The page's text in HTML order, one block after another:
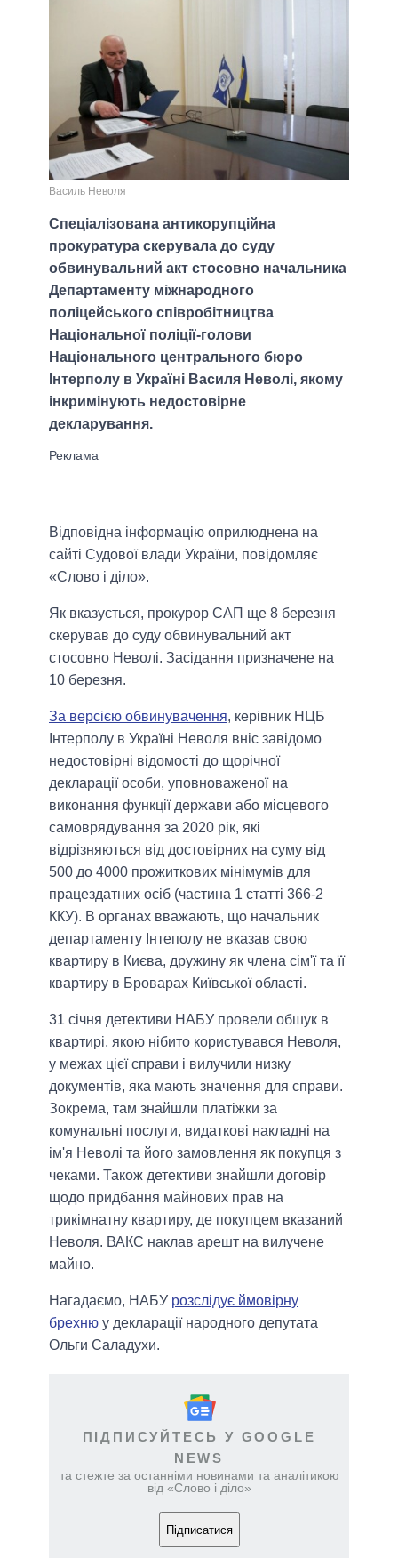
Василь Неволя
Спеціалізована антикорупційна
прокуратура скерувала до суду
обвинувальний акт стосовно начальника
Департаменту міжнародного
поліцейського співробітництва
Національної поліції-голови
Національного центрального бюро
Інтерполу в Україні Василя Неволі, якому
інкримінують недостовірне
декларування.
Відповідна інформацію оприлюднена на
сайті Судової влади України, повідомляє
«Слово і діло».
Як вказується, прокурор САП ще 8 березня
скерував до суду обвинувальний акт
стосовно Неволі. Засідання призначене на
10 березня.
За версією обвинувачення, керівник НЦБ
Інтерполу в Україні Неволя вніс завідомо
недостовірні відомості до щорічної
декларації особи, уповноваженої на
виконання функції держави або місцевого
самоврядування за 2020 рік, які
відрізняються від достовірних на суму від
500 до 4000 прожиткових мінімумів для
працездатних осіб (частина 1 статті 366-2
ККУ). В органах вважають, що начальник
департаменту Інтеполу не вказав свою
квартиру в Києва, дружину як члена сім'ї та її
квартиру в Броварах Київської області.
31 січня детективи НАБУ провели обшук в
квартирі, якою нібито користувався Неволя,
у межах цієї справи і вилучили низку
документів, яка мають значення для справи.
Зокрема, там знайшли платіжки за
комунальні послуги, видаткові накладні на
ім'я Неволі та його замовлення як покупця з
чеками. Також детективи знайшли договір
щодо придбання майнових прав на
трикімнатну квартиру, де покупцем вказаний
Неволя. ВАКС наклав арешт на вилучене
майно.
Нагадаємо, НАБУ розслідує ймовірну
брехню у декларації народного депутата
Ольги Саладухи.
ПІДПИСУЙТЕСЬ У GOOGLE
NEWS
та стежте за останніми новинами та аналітикою
від «Слово і діло»
Підписатися